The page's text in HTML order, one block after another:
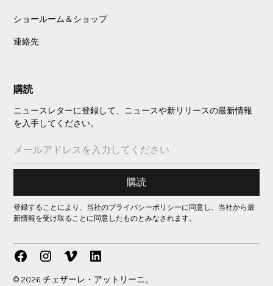
ショールーム＆ショップ
連絡先
購読
ニュースレターに登録して、ニュースや新リリースの最新情報
を入手してください。
登録することにより、当社のプライバシーポリシーに同意し、当社から最
新情報を受け取ることに同意したものとみなされます。
© 2026 チェザーレ・アットリーニ。